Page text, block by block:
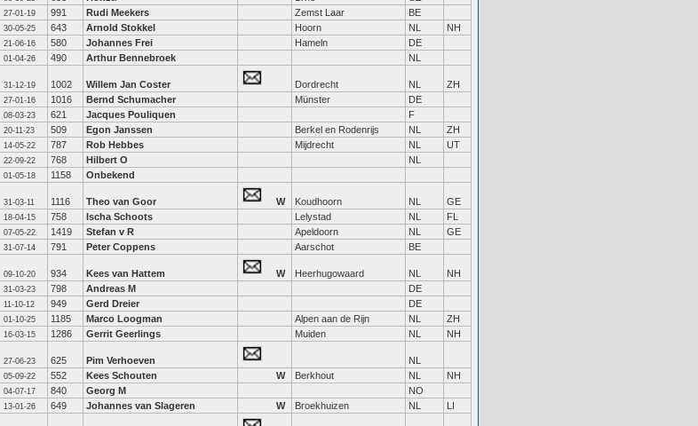
27-01-19 991 Rudi Meekers Zemst Laar
BE
30-05-25 643 Arnold Stokkel Hoorn NL
NH
21-06-16 580 Johannes Frei Hameln
DE
01-04-26 490 Arthur Bennebroek NL
31-12-19 1002 Willem Jan Coster Dordrecht NL
ZH
27-01-16 1016 Bernd Schumacher Münster
DE
08-03-23 621 Jacques Pouliquen
F
20-11-23 509 Egon Janssen Berkel en Rodenrijs NL
ZH
14-05-22 787 Rob Hebbes Mijdrecht NL
UT
22-09-22 768 Hilbert O
NL
01-05-18 1158 Onbekend
31-03-11 1116 Theo van Goor W Koudhoorn NL
GE
18-04-15 758 Ischa Schoots Lelystad NL
FL
07-05-22 1419 Stefan v R Apeldoorn NL
GE
31-07-14 791 Peter Coppens Aarschot BE
09-10-20 934 Kees van Hattem W Heerhugowaard NL
NH
31-03-23 798 Andreas M
DE
11-10-12 949 Gerd Dreier
DE
01-10-25 1185 Marco Loogman Alpen aan de Rijn NL
ZH
16-03-15 1286 Gerrit Geerlings Muiden NL NH
27-06-23 625 Pim Verhoeven
NL
05-09-22 552 Kees Schouten W Berkhout NL
NH
04-07-17 840 Georg M
NO
13-01-26 649 Johannes van Slageren W Broekhuizen NL LI